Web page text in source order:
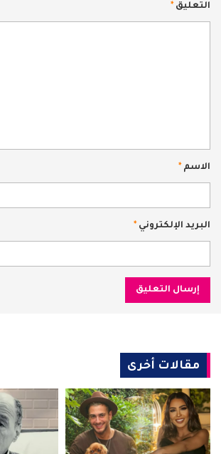
التعليق*
الاسم*
البريد الإلكتروني*
مقالات أخرى